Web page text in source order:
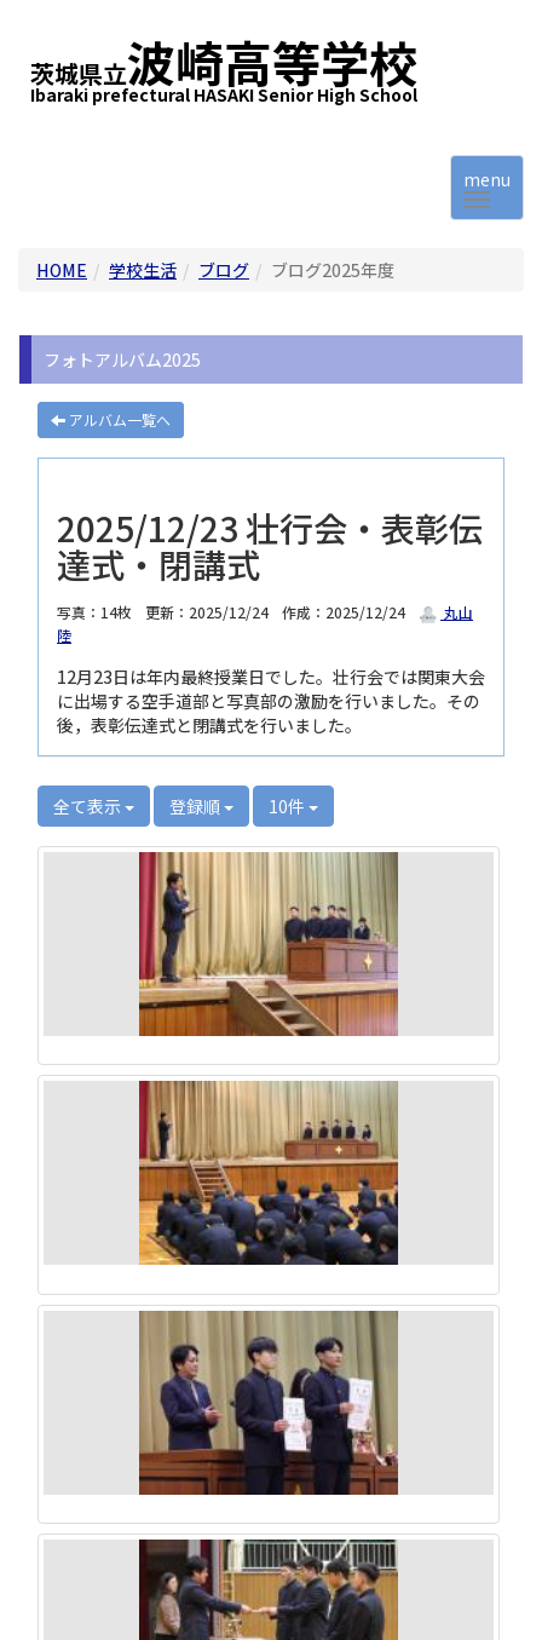
茨城県立波崎高等学校
Ibaraki prefectural HASAKI Senior High School
menu
HOME 学校生活 ブログ ブログ2025年度
フォトアルバム2025
アルバム一覧へ
2025/12/23 壮行会・表彰伝
達式・閉講式
写真：14枚 更新：2025/12/24 作成：2025/12/24
丸山
陸
12月23日は年内最終授業日でした。壮行会では関東大会
に出場する空手道部と写真部の激励を行いました。その
後，表彰伝達式と閉講式を行いました。
全て表示 登録順 10件